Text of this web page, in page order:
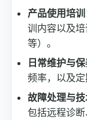
产品使用培训
训内容以及
等）。
日常维护与
频率，以及定
故障处理与
包括远程诊